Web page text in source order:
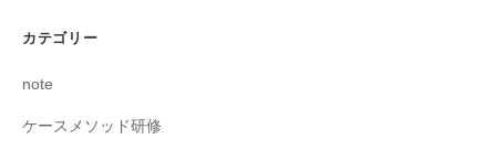
カテゴリー
note
ケースメソッド研修